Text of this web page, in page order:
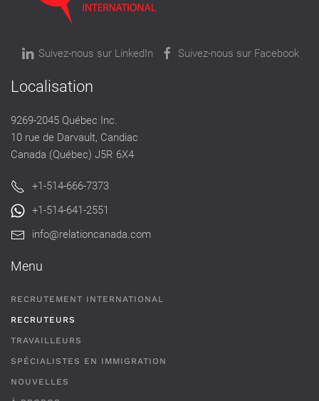
Suivez-nous sur LinkedIn Suivez-nous sur Facebook
Localisation
9269-2045 Québec Inc.
10 rue de Darvault, Candiac
Canada (Québec) J5R 6X4
+1-514-666-7373
+1-514-641-2551
info@relationcanada.com
Menu
RECRUTEMENT INTERNATIONAL
RECRUTEURS
TRAVAILLEURS
SPÉCIALISTES EN IMMIGRATION
NOUVELLES